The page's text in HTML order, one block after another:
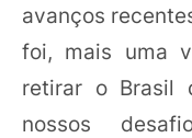
avanços
foi, mais uma
retirar o Brasil
nossos